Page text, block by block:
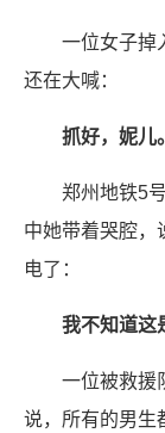
一位女子掉
还在大喊：
抓好，妮儿。
郑州地铁5
中她带着哭腔，
电了：
我不知道这
一位被救援
说，所有的男生